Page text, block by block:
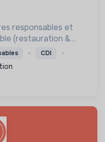
responsables et
(restauration &
CDI